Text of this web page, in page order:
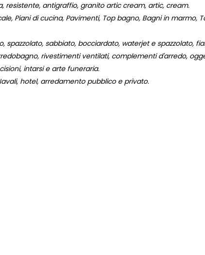
resistente, antigraffio, granito artic cream, artic, cream.
Piani di cucina, Pavimenti, Top bagno, Bagni in marmo,
spazzolato, sabbiato, bocciardato, waterjet e spazzolato,
rivestimenti ventilati, complementi d'arredo,
intarsi e arte funeraria.
hotel, arredamento pubblico e privato.